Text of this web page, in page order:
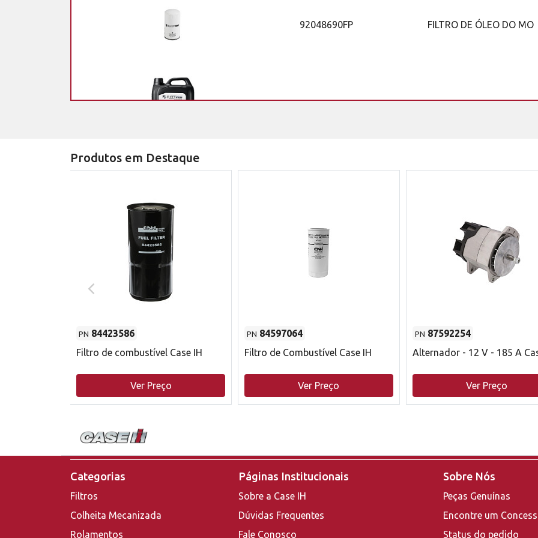
92048690FP FILTRO DE ÓLEO DO MO
Produtos em Destaque
PN 84423586
Filtro de combustível Case IH
Ver Preço
PN 84597064
Filtro de Combustível Case IH
Ver Preço
PN 87592254
Alternador - 12 V - 185 A
Ver Preço
Categorias
Filtros
Colheita Mecanizada
Rolamentos
Páginas Institucionais
Sobre a Case IH
Dúvidas Frequentes
Fale Conosco
Sobre Nós
Peças Genuínas
Encontre um
Status do pedido